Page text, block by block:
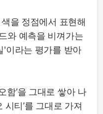
을 정점에서 표현해
와 예측을 비껴가는
'이라는 평가를 받아
함’을 그대로 쌓아 나
시티’를 그대로 가져